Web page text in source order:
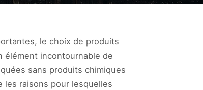
le choix de produits
élément incontournable de
sans produits chimiques
les raisons pour lesquelles